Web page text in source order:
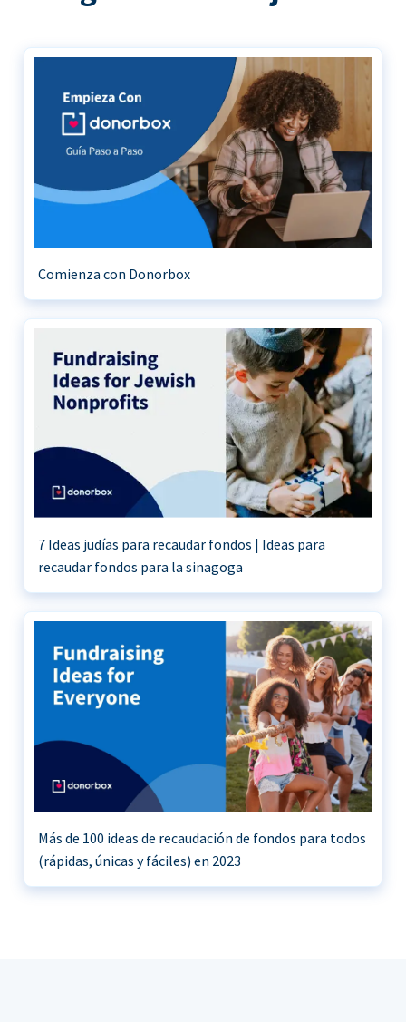
Comienza con Donorbox
7 Ideas judías para recaudar fondos | Ideas para
recaudar fondos para la sinagoga
Más de 100 ideas de recaudación de fondos para todos
(rápidas, únicas y fáciles) en 2023